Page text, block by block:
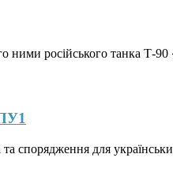
російського танка Т-
спорядження для